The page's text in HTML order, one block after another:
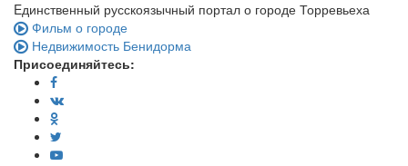
Eдинственный русскоязычный портал о городе Торревьеха
Фильм о городе
Недвижимость Бенидорма
Присоединяйтесь: